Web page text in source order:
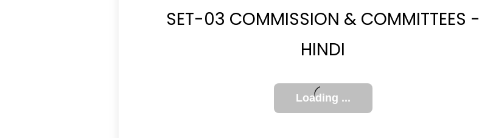
SET-03 COMMISSION & COMMITTEES -
HINDI